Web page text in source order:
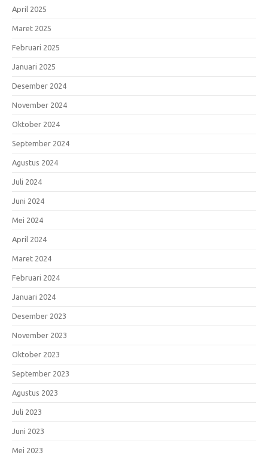
April 2025
Maret 2025
Februari 2025
Januari 2025
Desember 2024
November 2024
Oktober 2024
September 2024
Agustus 2024
Juli 2024
Juni 2024
Mei 2024
April 2024
Maret 2024
Februari 2024
Januari 2024
Desember 2023
November 2023
Oktober 2023
September 2023
Agustus 2023
Juli 2023
Juni 2023
Mei 2023